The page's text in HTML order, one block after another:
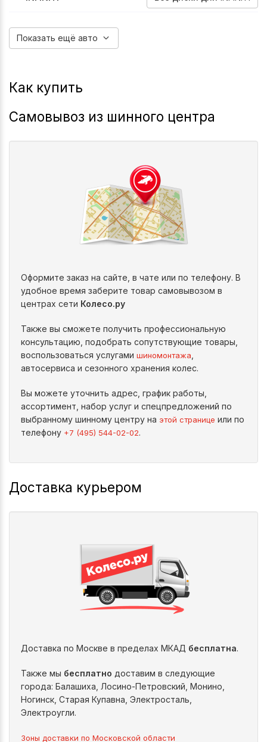
Показать ещё авто
Как купить
Самовывоз из шинного центра
Оформите заказ на сайте, в чате или по телефону. В
удобное время заберите товар самовывозом в
центрах сети Колесо.ру
Также вы сможете получить профессиональную
консультацию, подобрать сопутствующие товары,
воспользоваться услугами шиномонтажа
автосервиса и сезонного хранения колес.
Вы можете уточнить адрес, график работы,
ассортимент, набор услуг и спецпредложений по
выбранному шинному центру на этой странице или по
телефону +7 (495) 544-02-02.
Доставка курьером
Доставка по Москве в пределах МКАД бесплатна.
Также мы бесплатно доставим в следующие
города: Балашиха, Лосино-Петровский, Монино,
Ногинск, Старая Купавна, Электросталь,
Электроугли.
Зоны доставки по Московской области